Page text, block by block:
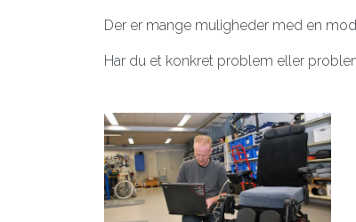
Der er mange muligheder med en
Har du et konkret problem eller